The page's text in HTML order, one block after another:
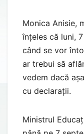
Monica Anisie,
înțeles că luni,
când se vor
ar trebui să
vedem dacă
cu declarații.
Ministrul